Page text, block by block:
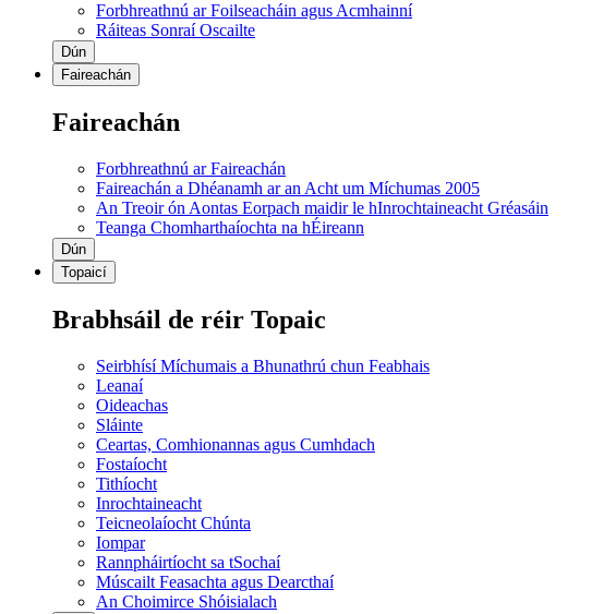
Forbhreathnú ar Foilseacháin agus Acmhainní
Ráiteas Sonraí Oscailte
Dún
Faireachán
Faireachán
Forbhreathnú ar Faireachán
Faireachán a Dhéanamh ar an Acht um Míchumas 2005
An Treoir ón Aontas Eorpach maidir le hInrochtaineacht Gréasáin
Teanga Chomharthaíochta na hÉireann
Dún
Topaicí
Brabhsáil de réir Topaic
Seirbhísí Míchumais a Bhunathrú chun Feabhais
Leanaí
Oideachas
Sláinte
Ceartas, Comhionannas agus Cumhdach
Fostaíocht
Tithíocht
Inrochtaineacht
Teicneolaíocht Chúnta
Iompar
Rannpháirtíocht sa tSochaí
Múscailt Feasachta agus Dearcthaí
An Choimirce Shóisialach